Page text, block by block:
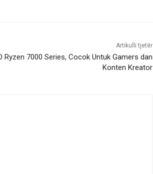
Artikulli tjetër
Ryzen 7000 Series, Cocok Untuk Gamers dan
Konten Kreator